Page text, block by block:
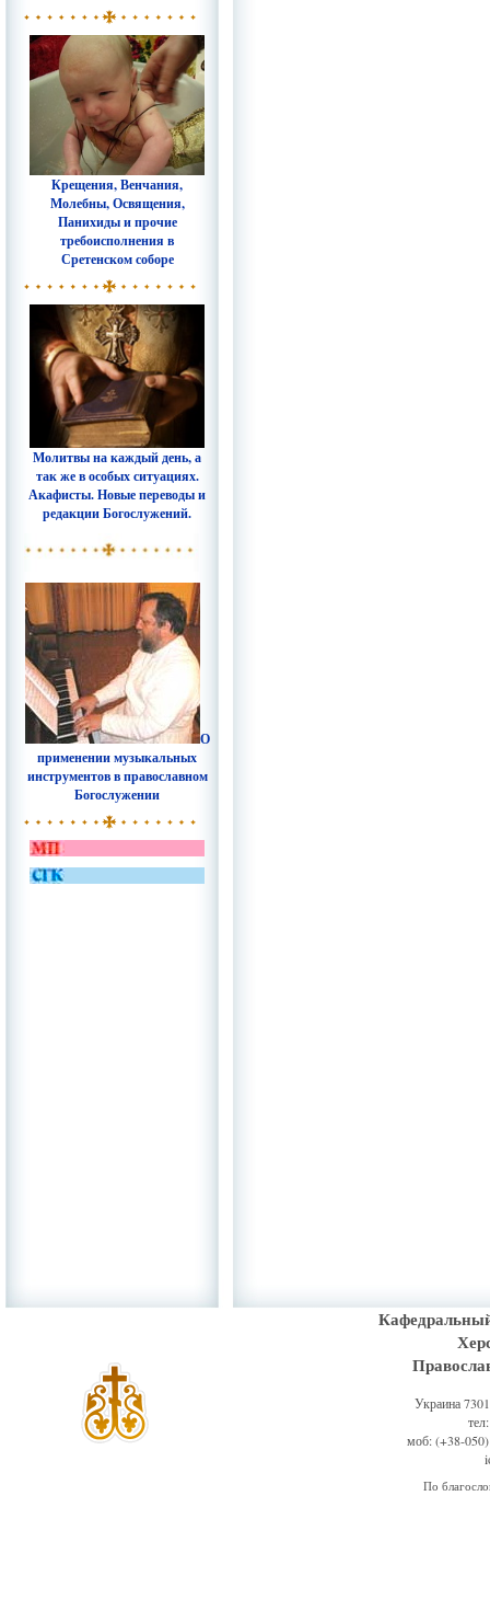
Крещения, Венчания,
Молебны, Освящения,
Панихиды и прочие
требоисполнения в
Сретенском соборе
Молитвы на каждый день, а
так же в особых ситуациях.
Акафисты. Новые переводы и
редакции Богослужений.
О
применении музыкальных
инструментов в православном
Богослужении
Украина
моб: (+38-
По